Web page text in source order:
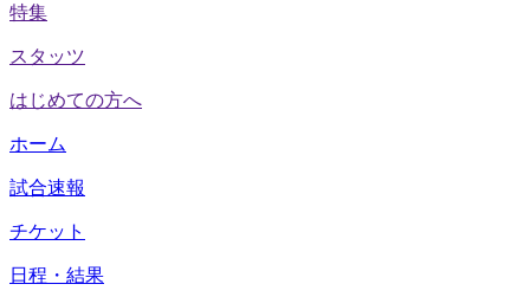
特集
スタッツ
はじめての方へ
ホーム
試合速報
チケット
日程・結果